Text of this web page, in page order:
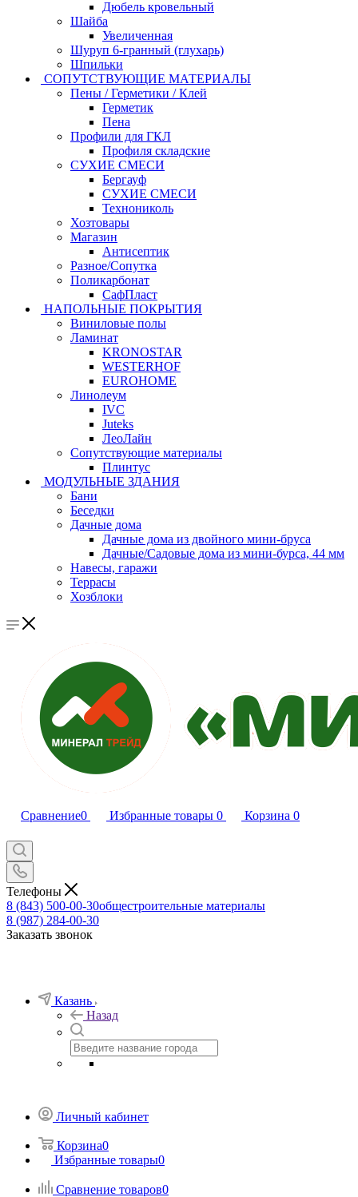
Дюбель кровельный
Шайба
Увеличенная
Шуруп 6-гранный (глухарь)
Шпильки
СОПУТСТВУЮЩИЕ МАТЕРИАЛЫ
Пены / Герметики / Клей
Герметик
Пена
Профили для ГКЛ
Профиля складские
СУХИЕ СМЕСИ
Бергауф
СУХИЕ СМЕСИ
Технониколь
Хозтовары
Магазин
Антисептик
Разное/Сопутка
Поликарбонат
СафПласт
НАПОЛЬНЫЕ ПОКРЫТИЯ
Виниловые полы
Ламинат
KRONOSTAR
WESTERHOF
EUROHOME
Линолеум
IVC
Juteks
ЛеоЛайн
Сопутствующие материалы
Плинтус
МОДУЛЬНЫЕ ЗДАНИЯ
Бани
Беседки
Дачные дома
Дачные дома из двойного мини-бруса
Дачные/Садовые дома из мини-бурса, 44 мм
Навесы, гаражи
Террасы
Хозблоки
Сравнение0 Избранные товары 0 Корзина 0
Телефоны
8 (843) 500-00-30общестроительные материалы
8 (987) 284-00-30
Заказать звонок
Казань
Назад
Личный кабинет
Корзина0
Избранные товары0
Сравнение товаров0